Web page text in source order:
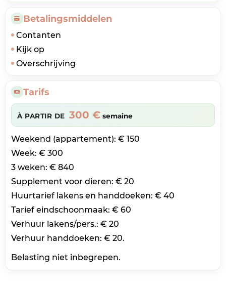
Betalingsmiddelen
Contanten
Kijk op
Overschrijving
Tarifs
À PARTIR DE 300 € semaine
Weekend (appartement): € 150
Week: € 300
3 weken: € 840
Supplement voor dieren: € 20
Huurtarief lakens en handdoeken: € 40
Tarief eindschoonmaak: € 60
Verhuur lakens/pers.: € 20
Verhuur handdoeken: € 20.
Belasting niet inbegrepen.